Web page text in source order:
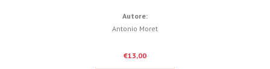
Autore:
Antonio Moret
€13,00